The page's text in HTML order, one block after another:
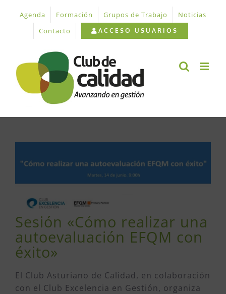
contenido
Agenda Formación Grupos de Trabajo
Noticias
Contacto
ACCESO USUARIOS
imagen
grande
Sesión «Cómo realizar una
autoevaluación EFQM con
éxito»
El Club Asturiano de Calidad, en colaboración
con el Club Excelencia en Gestión, organiza